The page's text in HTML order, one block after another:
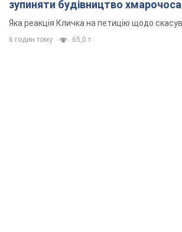
зупиняти будівництво хмарочоса
"московського вірянина"
Яка реакція Кличка на петицію щодо
6 годин тому 65,0 т.